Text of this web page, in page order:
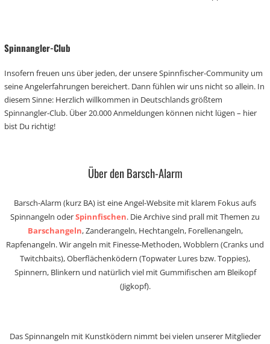
Spinnangler-Club
Insofern freuen uns über jeden, der unsere Spinnfischer-Community um
seine Angelerfahrungen bereichert. Dann fühlen wir uns nicht so allein. In
diesem Sinne: Herzlich willkommen in Deutschlands größtem
Spinnangler-Club. Über 20.000 Anmeldungen können nicht lügen – hier
bist Du richtig!
Über den Barsch-Alarm
Barsch-Alarm (kurz BA) ist eine Angel-Website mit klarem Fokus aufs
Spinnangeln oderSpinnfischen. Die Archive sind prall mit Themen zu
Barschangeln, Zanderangeln, Hechtangeln, Forellenangeln,
Rapfenangeln. Wir angeln mit Finesse-Methoden, Wobblern (Cranks und
Twitchbaits), Oberflächenködern (Topwater Lures bzw. Toppies),
Spinnern, Blinkern und natürlich viel mit Gummifischen am Bleikopf
(Jigkopf).
Das Spinnangeln mit Kunstködern nimmt bei vielen unserer Mitglieder